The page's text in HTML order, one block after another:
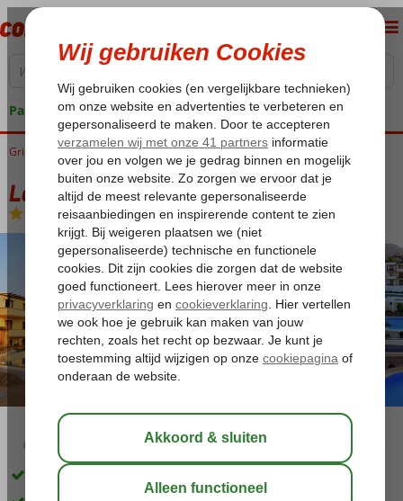
Pakketgarantie
Home
Griekenland Rhodos Kiotari Labranda Miraluna Village & Spa
Labranda Miraluna Village & Spa
Ultra All Inclusive-Hotel
03:45
Fantastische Spa